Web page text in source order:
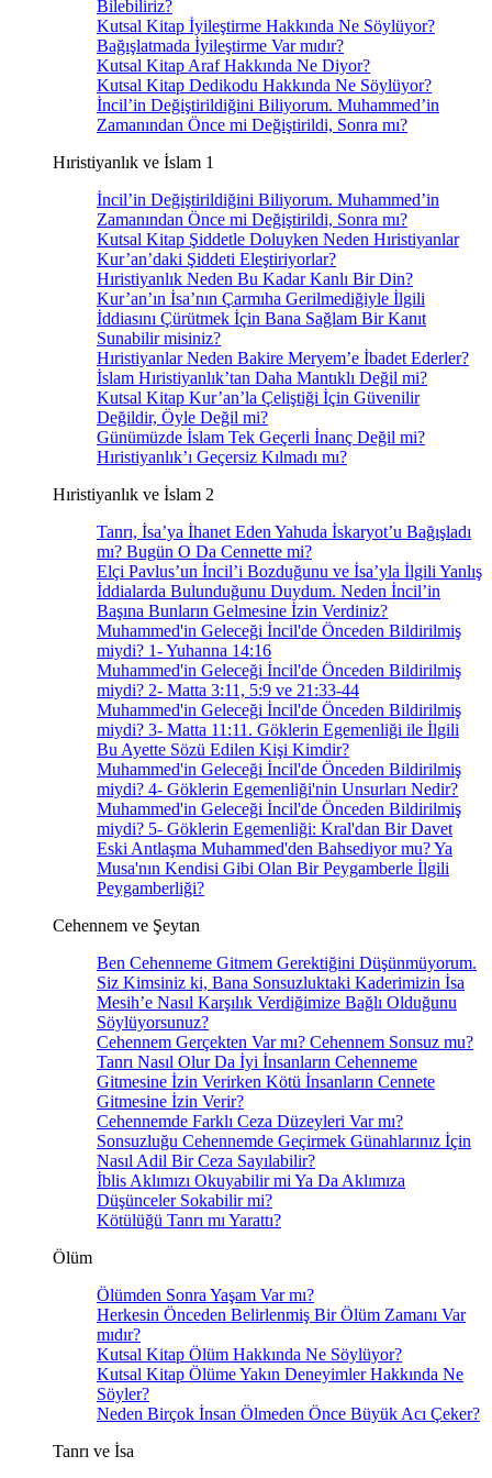
Bilebiliriz?
Kutsal Kitap İyileştirme Hakkında Ne Söylüyor?
Bağışlatmada İyileştirme Var mıdır?
Kutsal Kitap Araf Hakkında Ne Diyor?
Kutsal Kitap Dedikodu Hakkında Ne Söylüyor?
İncil’in Değiştirildiğini Biliyorum. Muhammed’in
Zamanından Önce mi Değiştirildi, Sonra mı?
Hıristiyanlık ve İslam 1
İncil’in Değiştirildiğini Biliyorum. Muhammed’in
Zamanından Önce mi Değiştirildi, Sonra mı?
Kutsal Kitap Şiddetle Doluyken Neden Hıristiyanlar
Kur’an’daki Şiddeti Eleştiriyorlar?
Hıristiyanlık Neden Bu Kadar Kanlı Bir Din?
Kur’an’ın İsa’nın Çarmıha Gerilmediğiyle İlgili
İddiasını Çürütmek İçin Bana Sağlam Bir Kanıt
Sunabilir misiniz?
Hıristiyanlar Neden Bakire Meryem’e İbadet Ederler?
İslam Hıristiyanlık’tan Daha Mantıklı Değil mi?
Kutsal Kitap Kur’an’la Çeliştiği İçin Güvenilir
Değildir, Öyle Değil mi?
Günümüzde İslam Tek Geçerli İnanç Değil mi?
Hıristiyanlık’ı Geçersiz Kılmadı mı?
Hıristiyanlık ve İslam 2
Tanrı, İsa’ya İhanet Eden Yahuda İskaryot’u Bağışladı
mı? Bugün O Da Cennette mi?
Elçi Pavlus’un İncil’i Bozduğunu ve İsa’yla İlgili Yanlış
İddialarda Bulunduğunu Duydum. Neden İncil’in
Başına Bunların Gelmesine İzin Verdiniz?
Muhammed'in Geleceği İncil'de Önceden Bildirilmiş
miydi? 1- Yuhanna 14:16
Muhammed'in Geleceği İncil'de Önceden Bildirilmiş
miydi? 2- Matta 3:11, 5:9 ve 21:33-44
Muhammed'in Geleceği İncil'de Önceden Bildirilmiş
miydi? 3- Matta 11:11. Göklerin Egemenliği ile İlgili
Bu Ayette Sözü Edilen Kişi Kimdir?
Muhammed'in Geleceği İncil'de Önceden Bildirilmiş
miydi? 4- Göklerin Egemenliği'nin Unsurları Nedir?
Muhammed'in Geleceği İncil'de Önceden Bildirilmiş
miydi? 5- Göklerin Egemenliği: Kral'dan Bir Davet
Eski Antlaşma Muhammed'den Bahsediyor mu? Ya
Musa'nın Kendisi Gibi Olan Bir Peygamberle İlgili
Peygamberliği?
Cehennem ve Şeytan
Ben Cehenneme Gitmem Gerektiğini Düşünmüyorum.
Siz Kimsiniz ki, Bana Sonsuzluktaki Kaderimizin İsa
Mesih’e Nasıl Karşılık Verdiğimize Bağlı Olduğunu
Söylüyorsunuz?
Cehennem Gerçekten Var mı? Cehennem Sonsuz mu?
Tanrı Nasıl Olur Da İyi İnsanların Cehenneme
Gitmesine İzin Verirken Kötü İnsanların Cennete
Gitmesine İzin Verir?
Cehennemde Farklı Ceza Düzeyleri Var mı?
Sonsuzluğu Cehennemde Geçirmek Günahlarınız İçin
Nasıl Adil Bir Ceza Sayılabilir?
İblis Aklımızı Okuyabilir mi Ya Da Aklımıza
Düşünceler Sokabilir mi?
Kötülüğü Tanrı mı Yarattı?
Ölüm
Ölümden Sonra Yaşam Var mı?
Herkesin Önceden Belirlenmiş Bir Ölüm Zamanı Var
mıdır?
Kutsal Kitap Ölüm Hakkında Ne Söylüyor?
Kutsal Kitap Ölüme Yakın Deneyimler Hakkında Ne
Söyler?
Neden Birçok İnsan Ölmeden Önce Büyük Acı Çeker?
Tanrı ve İsa